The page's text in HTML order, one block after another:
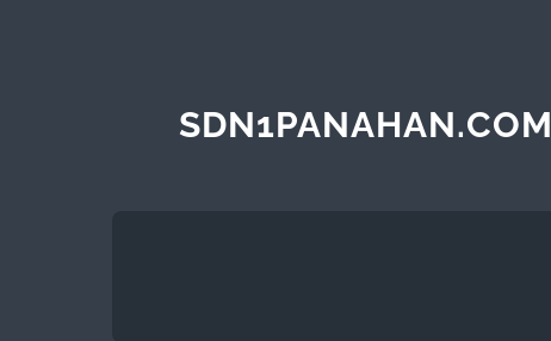
SDN1PANAHAN.COM